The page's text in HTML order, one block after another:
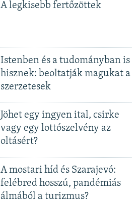
A legkisebb fertőzöttek
Istenben és a tudományban is
hisznek: beoltatják magukat a
szerzetesek
Jöhet egy ingyen ital, csirke
vagy egy lottószelvény az
oltásért?
A mostari híd és Szarajevó:
felébred hosszú, pandémiás
álmából a turizmus?